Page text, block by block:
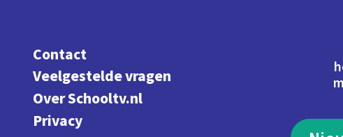
Contact
Veelgestelde vragen
Over Schooltv.nl
Privacy